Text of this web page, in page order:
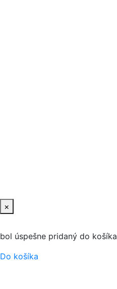
×
bol úspešne pridaný do košíka
Do košíka